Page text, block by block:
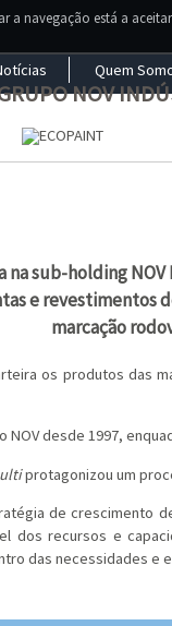
Quem
na sub-holding
e revestimentos
marcação
os produtos das
desde 1997,
protagonizou um
de crescimento
dos recursos e
das necessidades e
navegação está a